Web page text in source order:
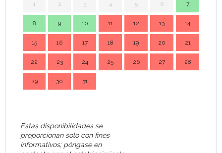
1 2 3 4 5 6 7
8 9 10 11 12 13 14
15 16 17 18 19 20 21
22 23 24 25 26 27 28
29 30 31
Estas disponibilidades se
proporcionan solo con fines
informativos; póngase en